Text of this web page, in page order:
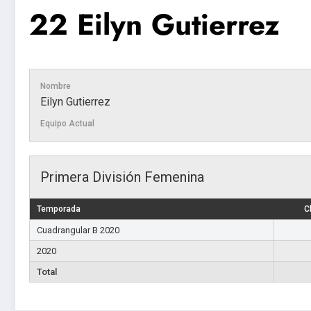
22 Eilyn Gutierrez
Nombre
Eilyn Gutierrez
Equipo Actual
Primera División Femenina
Temporada
Cuadrangular B 2020
2020
Total